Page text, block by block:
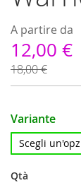
A partire da
12,00 €
18,00 €
Variante
Qtà